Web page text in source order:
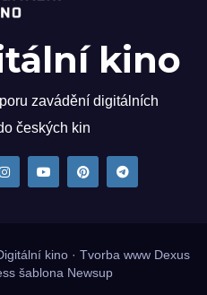
kino
zavádění digitálních
českých kin
kino · Tvorba www Dexus
šablona Newsup